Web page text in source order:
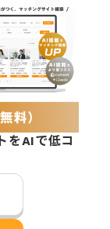
をAIで低コ